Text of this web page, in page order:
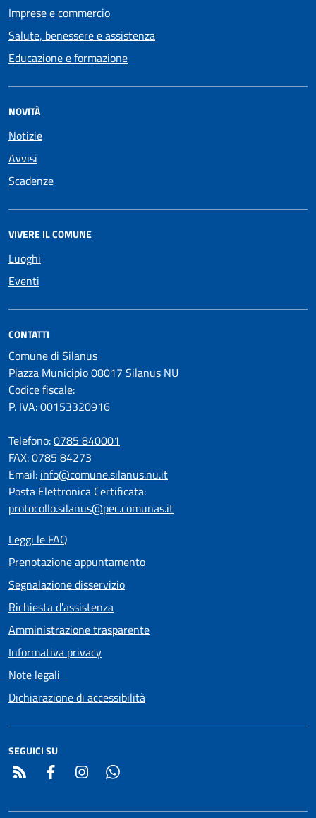
Imprese e commercio
Salute, benessere e assistenza
Educazione e formazione
NOVITÀ
Notizie
Avvisi
Scadenze
VIVERE IL COMUNE
Luoghi
Eventi
CONTATTI
Comune di Silanus
Piazza Municipio 08017 Silanus NU
Codice fiscale:
P. IVA: 00153320916
Telefono:0785 840001
FAX: 0785 84273
Email: info@comune.silanus.nu.it
Posta Elettronica Certificata:
protocollo.silanus@pec.comunas.it
Leggi le FAQ
Prenotazione appuntamento
Segnalazione disservizio
Richiesta d'assistenza
Amministrazione trasparente
Informativa privacy
Note legali
Dichiarazione di accessibilità
SEGUICI SU
RSS Facebook Instagram